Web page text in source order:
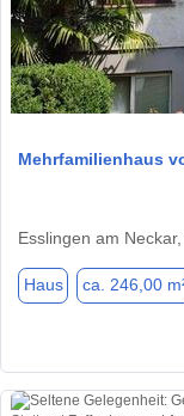
Mehrfamilienhaus
Esslingen am
Haus ca. 246,00